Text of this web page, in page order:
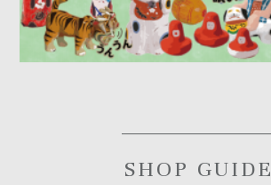
SHOP GUIDE